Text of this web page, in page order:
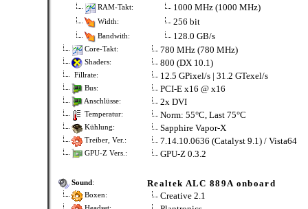
RAM-Takt: 1000 MHz (1000 MHz)
Width: 256 bit
Bandwith: 128.0 GB/s
Core-Takt: 780 MHz (780 MHz)
Shaders: 800 (DX 10.1)
Fillrate: 12.5 GPixel/s | 31.2 GTexel/s
Bus: PCI-E x16 @ x16
Anschlüsse: 2x DVI
Temperatur: Norm: 55°C, Last 75°C
Kühlung: Sapphire Vapor-X
Treiber, Ver.: 7.14.10.0636 (Catalyst 9.1) / Vista64
GPU-Z Vers.: GPU-Z 0.3.2
Sound: Realtek ALC 889A onboard
Boxen: Creative 2.1